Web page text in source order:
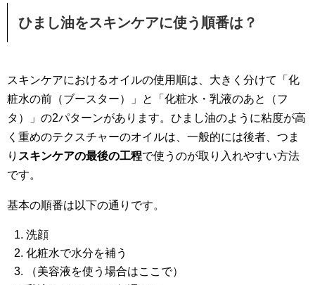
ひまし油をスキンケアに使う順番は？
スキンケアにおけるオイルの使用順は、大きく分けて「化
粧水の前（ブースター）」と「化粧水・乳液のあと（フ
タ）」の2パターンがあります。ひまし油のように粘度が高
く重めのテクスチャーのオイルは、一般的には後者、つま
り スキンケアの最後の工程で使うのが取り入れやすい方法
です。
基本の順番は以下の通りです。
洗顔
化粧水で水分を補う
（美容液を使う場合はここで）